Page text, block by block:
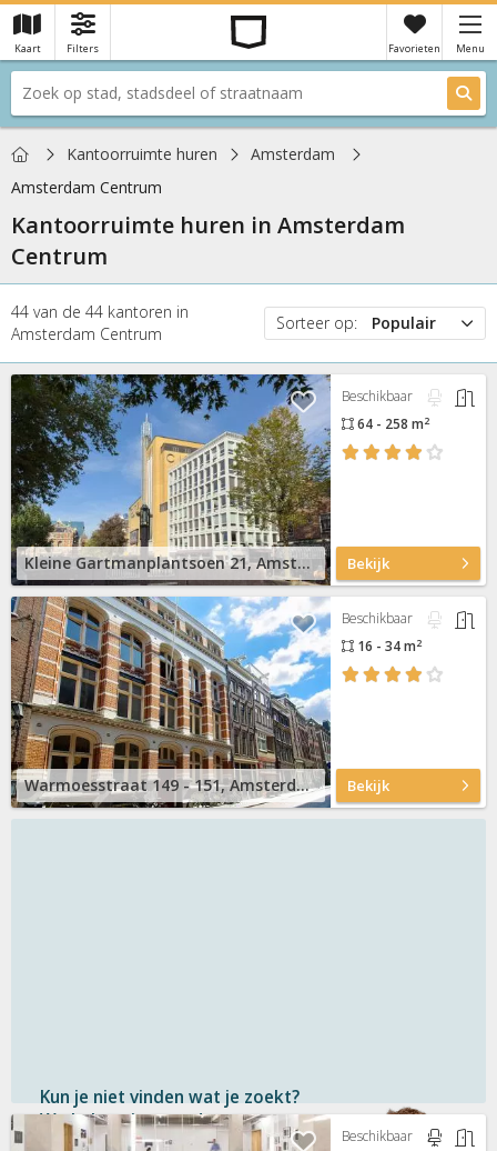
Kaart Filters Favorieten Menu
Je hebt nog geen favorieten ×
HomeKantoorruimte huren
Amsterdam
Amsterdam Centrum
Kantoorruimte huren in Amsterdam
Centrum
44 van de 44 kantoren in
Amsterdam Centrum
Sorteer op:
Populair
Prijs
Nieuw
Kleine Gartmanplantsoen 21, Amsterdam Centrum
Beschikbaar
64 - 258 m2
Bekijk
Warmoesstraat 149 - 151, Amsterdam Centrum
Beschikbaar
16 - 34 m2
Bekijk
Kun je niet vinden wat je zoekt?
We helpen je graag!
Beschikbaar